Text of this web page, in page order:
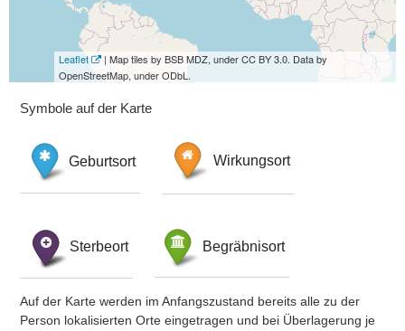
Leaflet
| Map tiles by BSB MDZ, under CC BY 3.0. Data by
OpenStreetMap, under ODbL.
Symbole auf der Karte
Geburtsort Wirkungsort
Sterbeort Begräbnisort
Auf der Karte werden im Anfangszustand bereits alle zu der
Person lokalisierten Orte eingetragen und bei Überlagerung je